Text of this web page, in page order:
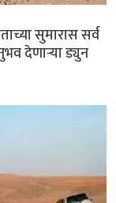
सुमारास सर्व
देणाऱ्या ड्युन